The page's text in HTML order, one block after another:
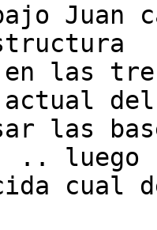
en las
actual
las
.. luego